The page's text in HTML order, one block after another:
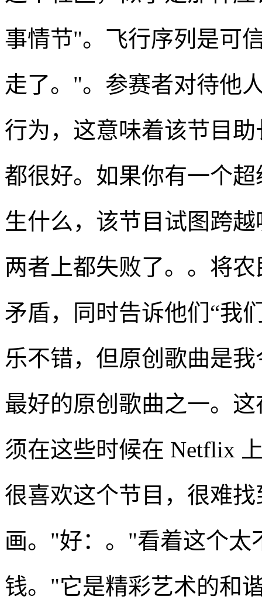
事情节"。飞行序列是可
走了。"。参赛者对待他
行为，这意味着该节目
都很好。如果你有一个
生什么，该节目试图跨
两者上都失败了。。将
矛盾，同时告诉他们“我
乐不错，但原创歌曲是
最好的原创歌曲之一。
须在这些时候在 Netflix
很喜欢这个节目，很难
画。"好：。"看着这个太
钱。"它是精彩艺术的和